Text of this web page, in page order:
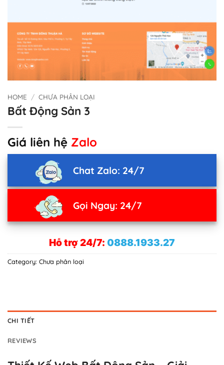
HOME / CHƯA PHÂN LOẠI
Bất Động Sản 3
Giá liên hệ Zalo
Chat Zalo: 24/7
Gọi Ngay: 24/7
Hỗ trợ 24/7: 0888.1933.27
Category: Chưa phân loại
CHI TIẾT
REVIEWS